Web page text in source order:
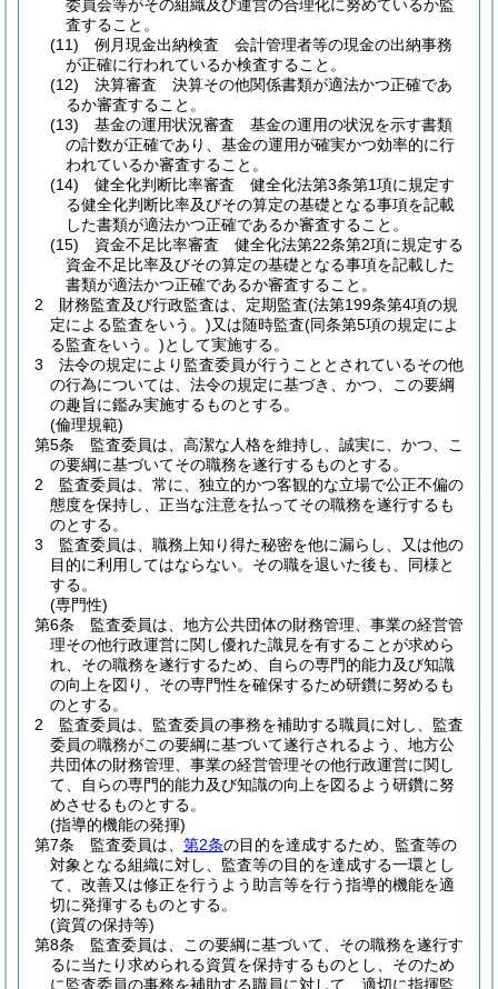
委員会等がその組織及び運営の合理化に努めているか監
査すること。
(11)
例月現金出納検査 会計管理者等の現金の出納事務
が正確に行われているか検査すること。
(12)
決算審査 決算その他関係書類が適法かつ正確であ
るか審査すること。
(13)
基金の運用状況審査 基金の運用の状況を示す書類
の計数が正確であり、基金の運用が確実かつ効率的に行
われているか審査すること。
(14)
健全化判断比率審査 健全化法第3条第1項に規定す
る健全化判断比率及びその算定の基礎となる事項を記載
した書類が適法かつ正確であるか審査すること。
(15)
資金不足比率審査 健全化法第22条第2項に規定する
資金不足比率及びその算定の基礎となる事項を記載した
書類が適法かつ正確であるか審査すること。
2
財務監査及び行政監査は、定期監査(法第199条第4項の規
定による監査をいう。)又は随時監査(同条第5項の規定によ
る監査をいう。)として実施する。
3
法令の規定により監査委員が行うこととされているその他
の行為については、法令の規定に基づき、かつ、この要綱
の趣旨に鑑み実施するものとする。
(倫理規範)
第5条
監査委員は、高潔な人格を維持し、誠実に、かつ、こ
の要綱に基づいてその職務を遂行するものとする。
2
監査委員は、常に、独立的かつ客観的な立場で公正不偏の
態度を保持し、正当な注意を払ってその職務を遂行するも
のとする。
3
監査委員は、職務上知り得た秘密を他に漏らし、又は他の
目的に利用してはならない。 その職を退いた後も、同様と
する。
(専門性)
第6条
監査委員は、地方公共団体の財務管理、事業の経営管
理その他行政運営に関し優れた識見を有することが求めら
れ、その職務を遂行するため、自らの専門的能力及び知識
の向上を図り、その専門性を確保するため研鑽に努めるも
のとする。
2
監査委員は、監査委員の事務を補助する職員に対し、監査
委員の職務がこの要綱に基づいて遂行されるよう、地方公
共団体の財務管理、事業の経営管理その他行政運営に関し
て、自らの専門的能力及び知識の向上を図るよう研鑽に努
めさせるものとする。
(指導的機能の発揮)
第7条
監査委員は、 第2条の目的を達成するため、監査等の
対象となる組織に対し、監査等の目的を達成する一環とし
て、改善又は修正を行うよう助言等を行う指導的機能を適
切に発揮するものとする。
(資質の保持等)
第8条
監査委員は、この要綱に基づいて、その職務を遂行す
るに当たり求められる資質を保持するものとし、そのため
に監査委員の事務を補助する職員に対して、適切に指揮監